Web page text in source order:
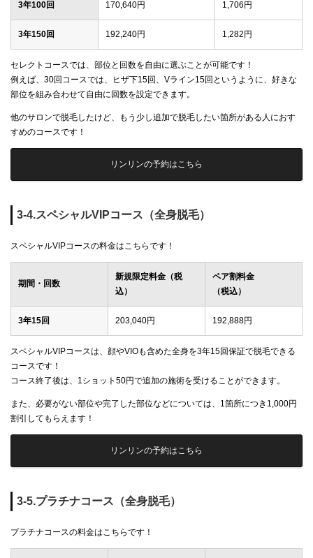
3年100回 170,640円 1,706円
3年150回 192,240円 1,282円
セレクトコースでは、部位と回数を自由に選ぶことが可能です！
例えば、30回コースでは、ヒザ下15回、Vライン15回というように、好きな
部位を組み合わせて自由に回数を設定できます。
他のサロンで脱毛したけど、もう少し追加で脱毛したい箇所がある人におす
すめのコースです！
リンリンの予約はこちら
3-4.スペシャルVIPコース（全身脱毛）
スペシャルVIPコースの料金はこちらです！
期間・回数
新規限定料金（税
込）
ペア割料金
（税込）
3年15回 203,040円 192,888円
スペシャルVIPコースは、顔やVIOも含めた全身を3年15回保証で脱毛できる
コースです！
コース終了後は、1ショット50円で追加の施術を受けることができます。
また、必要がない部位や完了した部位などについては、1箇所につき1,000円
割引してもらえます！
リンリンの予約はこちら
3-5.プラチナコース（全身脱毛）
プラチナコースの料金はこちらです！